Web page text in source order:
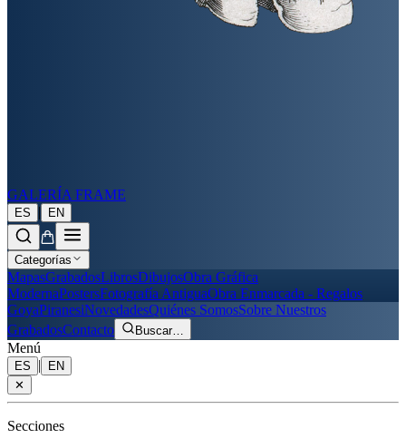
GALERÍA FRAME
ES | EN
Categorías
MapasGrabadosLibrosDibujosObra Gráfica
ModernaPostersFotografía AntiguaObra Enmarcada - Regalos
GoyaPiranesiNovedadesQuiénes SomosSobre Nuestros
GrabadosContacto Buscar…
Menú
ES |
EN
✕
Secciones